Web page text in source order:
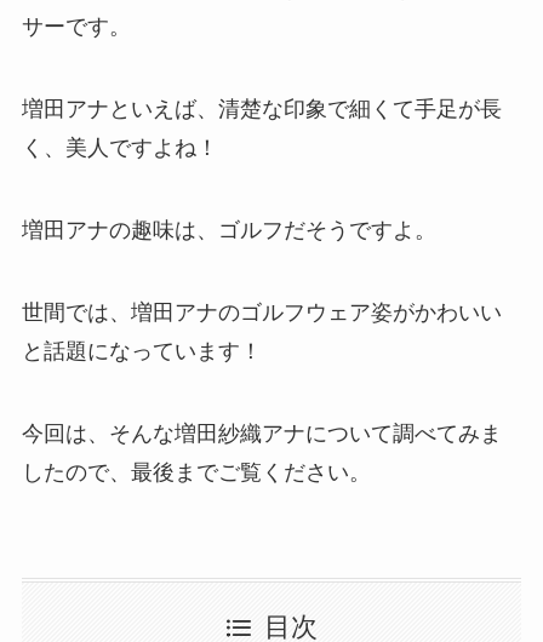
サーです。
増田アナといえば、清楚な印象で細くて手足が長
く、美人ですよね！
増田アナの趣味は、ゴルフだそうですよ。
世間では、増田アナのゴルフウェア姿がかわいい
と話題になっています！
今回は、そんな増田紗織アナについて調べてみま
したので、最後までご覧ください。
目次